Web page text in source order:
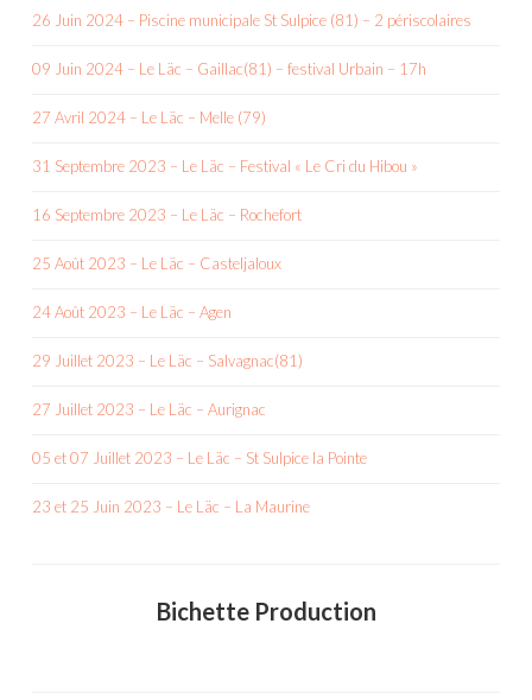
26 Juin 2024 – Piscine municipale St Sulpice (81) – 2 périscolaires
09 Juin 2024 – Le Läc – Gaillac(81) – festival Urbain – 17h
27 Avril 2024 – Le Läc – Melle (79)
31 Septembre 2023 – Le Läc – Festival « Le Cri du Hibou »
16 Septembre 2023 – Le Läc – Rochefort
25 Août 2023 – Le Läc – Casteljaloux
24 Août 2023 – Le Läc – Agen
29 Juillet 2023 – Le Läc – Salvagnac(81)
27 Juillet 2023 – Le Läc – Aurignac
05 et 07 Juillet 2023 – Le Läc – St Sulpice la Pointe
23 et 25 Juin 2023 – Le Läc – La Maurine
Bichette Production